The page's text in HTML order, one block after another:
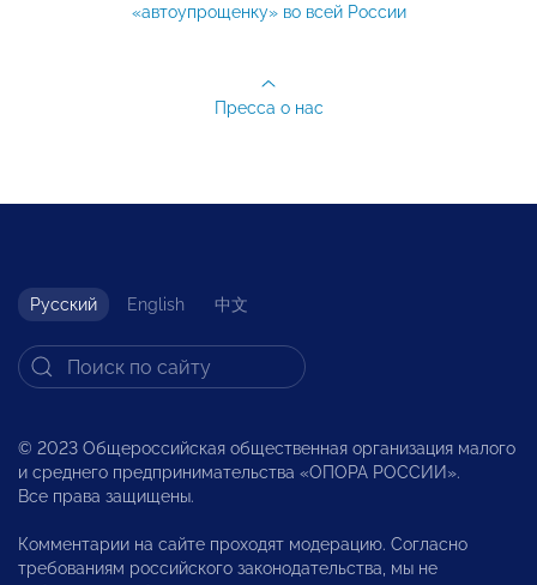
«автоупрощенку» во вcей России
Пресса о нас
Русский English 中文
© 2023 Общероссийская общественная организация малого
и среднего предпринимательства «ОПОРА РОССИИ».
Все права защищены.
Комментарии на сайте проходят модерацию. Согласно
требованиям российского законодательства, мы не